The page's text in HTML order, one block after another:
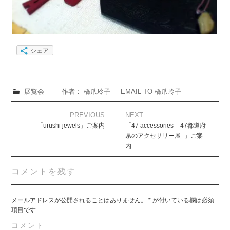
シェア
展覧会 作者： 橋爪玲子 EMAIL TO 橋爪玲子
navigation
PREVIOUS
「urushi jewels」ご案内
NEXT
「47 accessories – 47都道府
県のアクセサリー展 -」ご案
内
コメントを残す
メールアドレスが公開されることはありません。 * が付いている欄は必須
項目です
コメント